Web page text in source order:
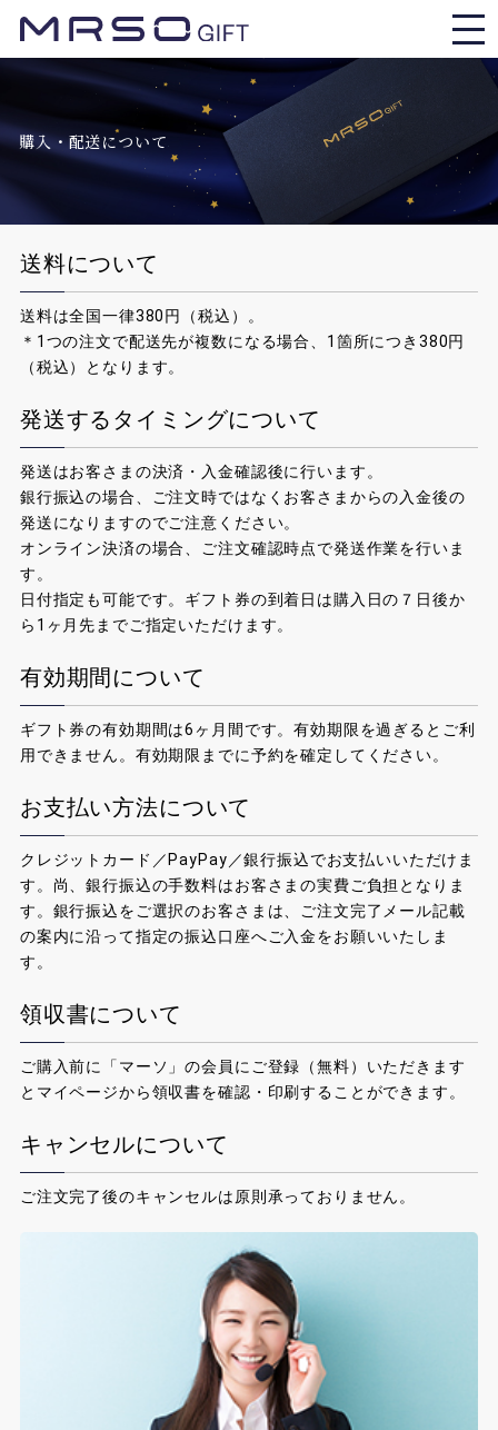
購入・配送について
送料について
送料は全国一律380円（税込）。
＊1つの注文で配送先が複数になる場合、1箇所につき380円
（税込）となります。
発送するタイミングについて
発送はお客さまの決済・入金確認後に行います。
銀行振込の場合、ご注文時ではなくお客さまからの入金後の
発送になりますのでご注意ください。
オンライン決済の場合、ご注文確認時点で発送作業を行いま
す。
日付指定も可能です。ギフト券の到着日は購入日の７日後か
ら1ヶ月先までご指定いただけます。
有効期間について
ギフト券の有効期間は6ヶ月間です。有効期限を過ぎるとご利
用できません。有効期限までに予約を確定してください。
お支払い方法について
クレジットカード／PayPay／銀行振込でお支払いいただけま
す。尚、銀行振込の手数料はお客さまの実費ご負担となりま
す。銀行振込をご選択のお客さまは、ご注文完了メール記載
の案内に沿って指定の振込口座へご入金をお願いいたしま
す。
領収書について
ご購入前に「マーソ」の会員にご登録（無料）いただきます
とマイページから領収書を確認・印刷することができます。
キャンセルについて
ご注文完了後のキャンセルは原則承っておりません。